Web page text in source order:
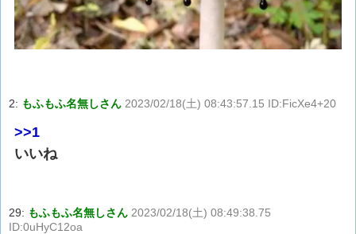
2: もふもふ名無しさん 2023/02/18(土) 08:43:57.15 ID:FicXe4+20
>>1
いいね
29: もふもふ名無しさん 2023/02/18(土) 08:49:38.75
ID:0uHyC12oa